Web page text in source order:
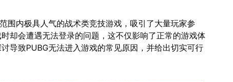
围内极具人气的战术类竞技游戏，吸引了大量玩家参
却会遭遇无法登录的问题，这不仅影响了正常的游戏体
导致PUBG无法进入游戏的常见原因，并给出切实可行